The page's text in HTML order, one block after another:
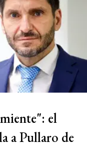
el
a Pullaro de